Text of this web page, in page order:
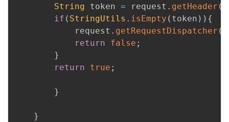
String token = request . getHeader (
if ( StringUtils . isEmpty ( token ) ) {
            request
. getRequestDispatcher (
return
false ;
}
return
true ;
}
}